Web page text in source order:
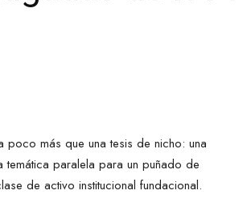
más que una tesis de nicho: una
paralela para un puñado de
de activo institucional fundacional.